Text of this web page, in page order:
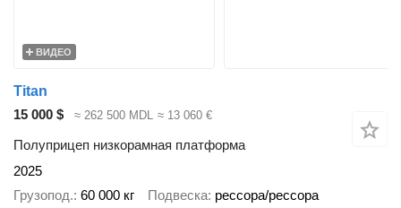
ВИДЕО
Titan
15 000 $
≈ 262 500 MDL ≈ 13 060 €
Полуприцеп низкорамная платформа
2025
Грузопод. 60 000 кг Подвеска рессора/рессора